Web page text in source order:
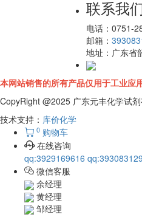
联系我
电话： 0751-
邮箱：
地址： 广东省
本网站销售的所有产品仅用于工业应
CopyRight @2025 广东元丰化学
技术支持： 库价化学
0 购物车
在线咨询
qq:3929169616
微信客服
余经理
黄经理
邹经理